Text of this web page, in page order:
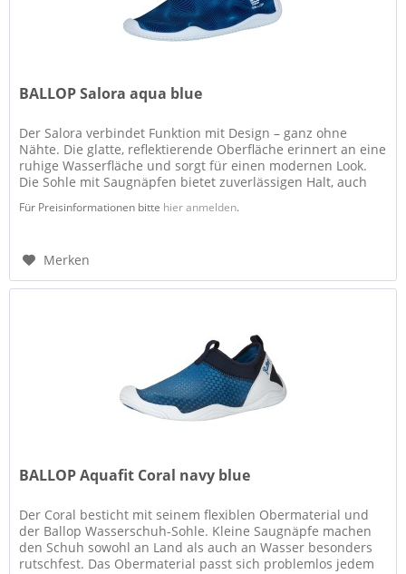
BALLOP Salora aqua blue
Der Salora verbindet Funktion mit Design – ganz ohne
Nähte. Die glatte, reflektierende Oberfläche erinnert an eine
ruhige Wasserfläche und sorgt für einen modernen Look.
Die Sohle mit Saugnäpfen bietet zuverlässigen Halt, auch
Für Preisinformationen bitte hier anmelden.
Merken
BALLOP Aquafit Coral navy blue
Der Coral besticht mit seinem flexiblen Obermaterial und
der Ballop Wasserschuh-Sohle. Kleine Saugnäpfe machen
den Schuh sowohl an Land als auch an Wasser besonders
rutschfest. Das Obermaterial passt sich problemlos jedem